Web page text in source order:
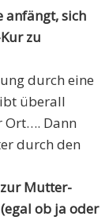
anfängt, sich
zu
durch eine
überall
Ort…. Dann
durch den
Mutter-
ob ja oder